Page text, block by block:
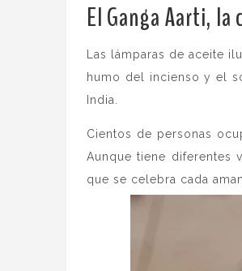
El Ganga Aarti, la
Las lámparas de aceite
humo del incienso y el
India.
Cientos de personas
Aunque tiene diferentes
que se celebra cada